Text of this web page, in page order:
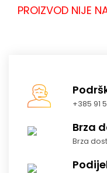
PROIZVOD NIJE
+385 91
Brza
Brza